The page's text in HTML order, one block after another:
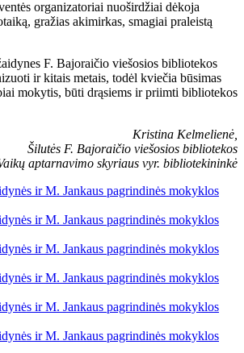
organizatoriai nuoširdžiai dėkoja
gražias akimirkas, smagiai praleistą
F. Bajoraičio viešosios bibliotekos
ir kitais metais, todėl kviečia būsimas
mokytis, būti drąsiems ir priimti bibliotekos
Kristina Kelmelienė,
Šilutės F. Bajoraičio viešosios bibliotekos
aptarnavimo skyriaus vyr. bibliotekininkė